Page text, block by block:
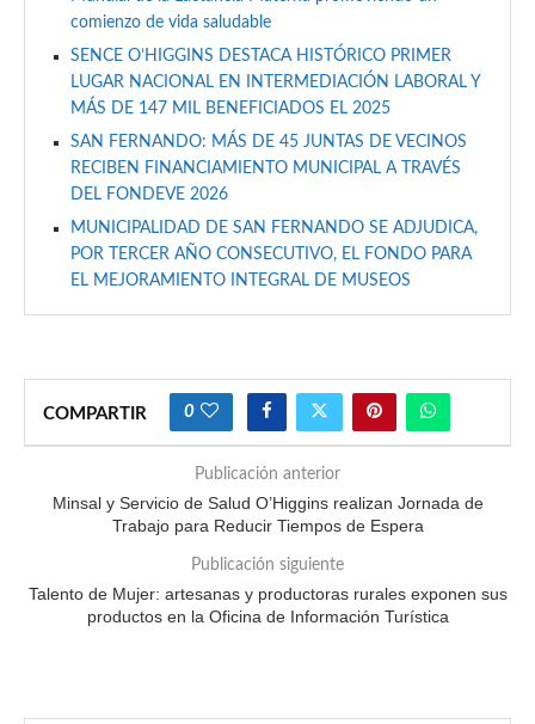
comienzo de vida saludable
SENCE O’HIGGINS DESTACA HISTÓRICO PRIMER
LUGAR NACIONAL EN INTERMEDIACIÓN LABORAL Y
MÁS DE 147 MIL BENEFICIADOS EL 2025
SAN FERNANDO: MÁS DE 45 JUNTAS DE VECINOS
RECIBEN FINANCIAMIENTO MUNICIPAL A TRAVÉS
DEL FONDEVE 2026
MUNICIPALIDAD DE SAN FERNANDO SE ADJUDICA,
POR TERCER AÑO CONSECUTIVO, EL FONDO PARA
EL MEJORAMIENTO INTEGRAL DE MUSEOS
COMPARTIR 0
Publicación anterior
Minsal y Servicio de Salud O’Higgins realizan Jornada de
Trabajo para Reducir Tiempos de Espera
Publicación siguiente
Talento de Mujer: artesanas y productoras rurales exponen sus
productos en la Oficina de Información Turística